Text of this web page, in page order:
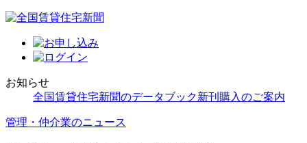
お知らせ
全国賃貸住宅新聞のデータブック新刊購入のご案内
管理・仲介業のニュース